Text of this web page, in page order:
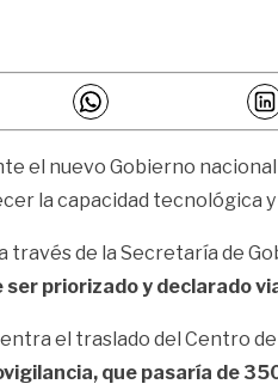
el nuevo Gobierno
la capacidad tecnológica
de la Secretaría de
priorizado y declarado
el traslado del Centro
que pasaría de